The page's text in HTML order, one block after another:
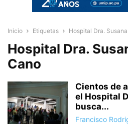
Inicio Etiquetas Hospital Dra.
Hospital Dra.
Cano
Cientos de
el Hospital
busca...
Francisco